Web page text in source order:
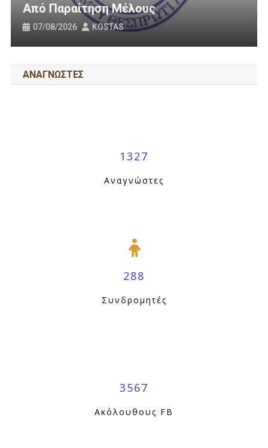
Οδοποιία Στον Δήμο Ηγουμενίτσας
31/07/2026 KOSTAS
ΑΝΑΓΝΩΣΤΕΣ
1327
Αναγνώστες
288
Συνδρομητές
3567
Ακόλουθους FB